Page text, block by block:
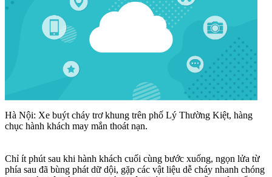
Hà Nội: Xe buýt cháy trơ khung trên phố Lý Thường Kiệt, hàng
chục hành khách may mắn thoát nạn.
Chỉ ít phút sau khi hành khách cuối cùng bước xuống, ngọn lửa từ
phía sau đã bùng phát dữ dội, gặp các vật liệu dễ cháy nhanh chóng